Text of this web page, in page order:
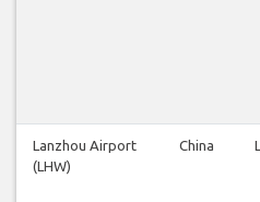
Lanzhou Airport
(LHW)
China